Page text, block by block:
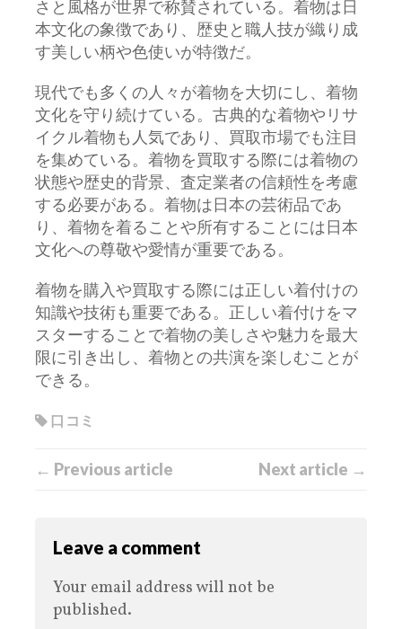
さと風格が世界で称賛されている。着物は日
本文化の象徴であり、歴史と職人技が織り成
す美しい柄や色使いが特徴だ。
現代でも多くの人々が着物を大切にし、着物
文化を守り続けている。古典的な着物やリサ
イクル着物も人気であり、買取市場でも注目
を集めている。着物を買取する際には着物の
状態や歴史的背景、査定業者の信頼性を考慮
する必要がある。着物は日本の芸術品であ
り、着物を着ることや所有することには日本
文化への尊敬や愛情が重要である。
着物を購入や買取する際には正しい着付けの
知識や技術も重要である。正しい着付けをマ
スターすることで着物の美しさや魅力を最大
限に引き出し、着物との共演を楽しむことが
できる。
口コミ
← Previous article Next article →
Leave a comment
Your email address will not be
published.